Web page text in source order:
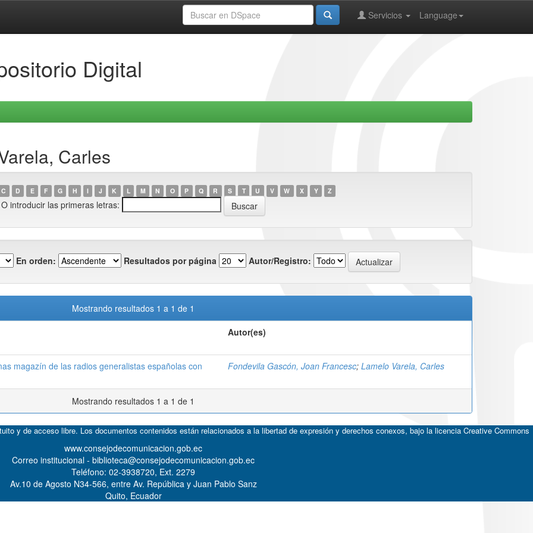
Language
Servicios
Digital
Carles
C D E F G H I J K L M N O P Q R S T U V W X Y Z
O introducir las primeras letras:
En orden: Resultados por página Autor/Registro:
Mostrando resultados 1 a 1 de 1
Autor(es)
magazín de las radios generalistas españolas con
Fondevila Gascón, Joan Francesc; Lamelo Varela, Carles
Mostrando resultados 1 a 1 de 1
y de acceso libre. Los documentos contenidos están relacionados a la libertad de expresión y derechos conexos, bajo la licencia Creative Commons
www.consejodecomunicacion.gob.ec
Correo institucional - biblioteca@consejodecomunicacion.gob.ec
Teléfono: 02-3938720, Ext. 2279
Av.10 de Agosto N34-566, entre Av. República y Juan Pablo Sanz
Quito, Ecuador